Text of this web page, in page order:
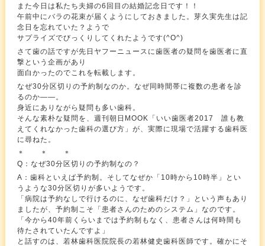
また今日は私たち夫婦の6回目の結婚記念日です！！
午前中にバラの花束が届くようにしておきました。芽久実先生は記
念日を忘れていた？ようで
サプライズでびっくりしてくれたようです(^O^)
さて歯の話ですが先日ヤフーニュースに歯医者の疑問を歯医者に直
撃という企画があり
面白かったのでこれを転載します。
なぜ30分区切りの予約制なのか。なぜ同時間帯に複数の患者を診
るのか――。
身近にありながら疑問も多い歯科。
そんな素朴な疑問を、週刊朝日MOOK「いい歯医者2017 誰も教
えてくれなかった歯科の選び方」が、実際に現場で活躍する歯科医
に尋ねた。
＊ ＊ ＊
Q：なぜ30分区切りの予約制なの？
A：歯科といえば予約制。そしてなぜか「10時から10時半」とい
うような30分区切りが多いようです。
「病院は予約なしで行けるのに、なぜ歯科だけ？」という声もあり
ましたが、予約制こそ「患者さんのためのシステム」なのです。
「今から40年前くらいまでは予約制もなく、患者さんは何時間も
待たされていたんですよ」
と話すのは、若林歯科医院院長の若林健史歯科医師です。確かにそ